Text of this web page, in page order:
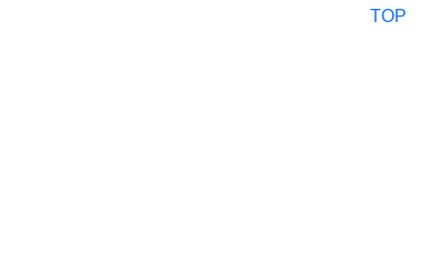
TOP